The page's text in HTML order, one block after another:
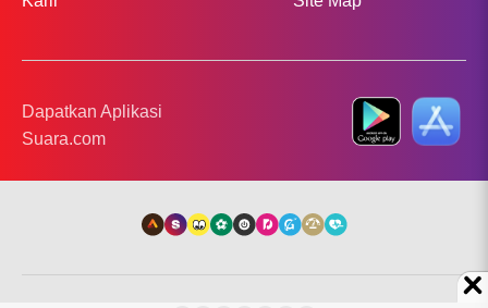
Dapatkan Aplikasi
Suara.com